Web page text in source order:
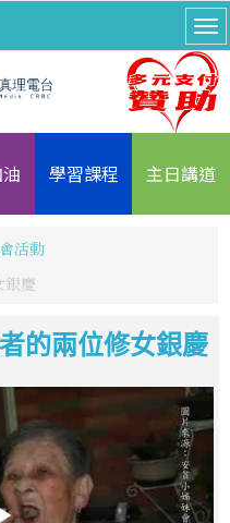
學習課程 主日講道
活動
銀慶
的兩位修女銀慶